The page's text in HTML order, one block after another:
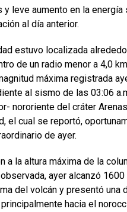
y leve aumento en la energía
al día anterior.
estuvo localizada
de un radio menor a 4,0
máxima registrada
al sismo de las 03:06
nororiente del cráter
el cual se reportó,
de ayer.
a la altura máxima de la
ayer alcanzó
del volcán y presentó una
hacia el